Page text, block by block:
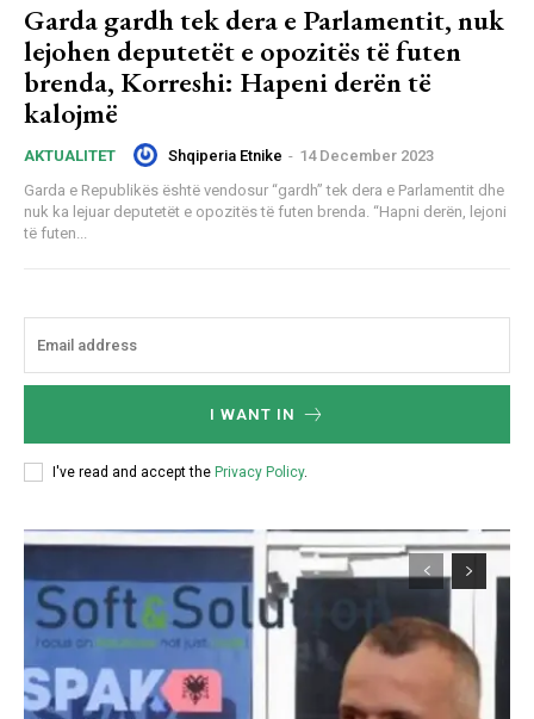
Garda gardh tek dera e Parlamentit, nuk
lejohen deputetët e opozitës të futen
brenda, Korreshi: Hapeni derën të
kalojmë
AKTUALITET Shqiperia Etnike - 14 December 2023
Garda e Republikës është vendosur “gardh” tek dera e Parlamentit dhe
nuk ka lejuar deputetët e opozitës të futen brenda. “Hapni derën, lejoni
të futen...
I WANT IN
I've read and accept the Privacy Policy.